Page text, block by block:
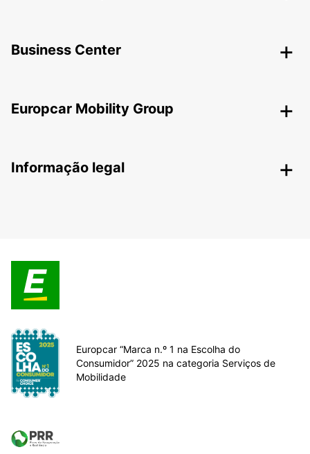
Business Center
Europcar Mobility Group
Informação legal
Europcar “Marca n.º 1 na Escolha do
Consumidor” 2025 na categoria Serviços de
Mobilidade